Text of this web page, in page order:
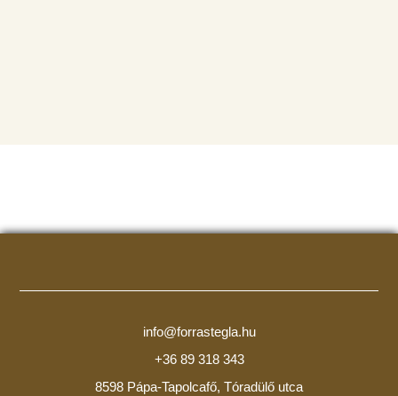
info@forrastegla.hu
+36 89 318 343
8598 Pápa-Tapolcafő, Tóradülő utca